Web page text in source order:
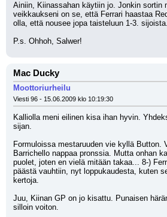
Ainiin, Kiinassahan käytiin jo. Jonkin sortin
veikkaukseni on se, että Ferrari haastaa
olla, että nousee jopa taisteluun 1-3. sijoista.
P.s. Ohhoh, Salwer!
Mac Ducky
Moottoriurheilu
Viesti 96 - 15.06.2009 klo 10:19:30
Kalliolla meni eilinen kisa ihan hyvin.
sijan.
Formuloissa mestaruuden vie kyllä Button.
Barrichello nappaa pronssia. Mutta onhan
puolet, joten en vielä mitään takaa... 8-)
päästä vauhtiin, nyt loppukaudesta, kuten
kertoja.
Juu, Kiinan GP on jo kisattu. Punaisen
silloin voiton.